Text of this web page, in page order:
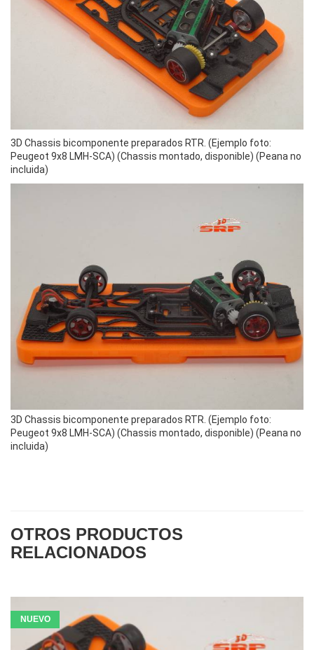
3D Chassis bicomponente preparados RTR. (Ejemplo foto:
Peugeot 9x8 LMH-SCA) (Chassis montado, disponible) (Peana no
incluida)
3D Chassis bicomponente preparados RTR. (Ejemplo foto:
Peugeot 9x8 LMH-SCA) (Chassis montado, disponible) (Peana no
incluida)
OTROS PRODUCTOS
RELACIONADOS
NUEVO